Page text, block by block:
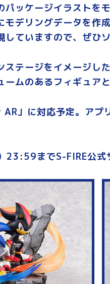
パッケージイラストを
モデリングデータを作
していますので、ぜひ
ステージをイメージし
ムのあるフィギュア
」に対応予定。アプ
までS-FIRE公式